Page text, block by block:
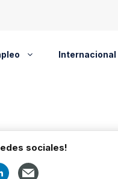
Internacional
sociales!